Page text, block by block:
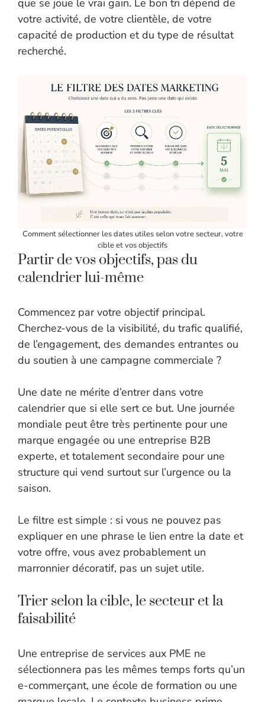
que se joue le vrai gain. Le bon tri dépend de
votre activité, de votre clientèle, de votre
capacité de production et du type de résultat
recherché.
Comment sélectionner les dates utiles selon votre secteur, votre
cible et vos objectifs
Partir de vos objectifs, pas du
calendrier lui-même
Commencez par votre objectif principal.
Cherchez-vous de la visibilité, du trafic qualifié,
de l’engagement, des demandes entrantes ou
du soutien à une campagne commerciale ?
Une date ne mérite d’entrer dans votre
calendrier que si elle sert ce but. Une journée
mondiale peut être très pertinente pour une
marque engagée ou une entreprise B2B
experte, et totalement secondaire pour une
structure qui vend surtout sur l’urgence ou la
saison.
Le filtre est simple : si vous ne pouvez pas
expliquer en une phrase le lien entre la date et
votre offre, vous avez probablement un
marronnier décoratif, pas un sujet utile.
Trier selon la cible, le secteur et la
faisabilité
Une entreprise de services aux PME ne
sélectionnera pas les mêmes temps forts qu’un
e-commerçant, une école de formation ou une